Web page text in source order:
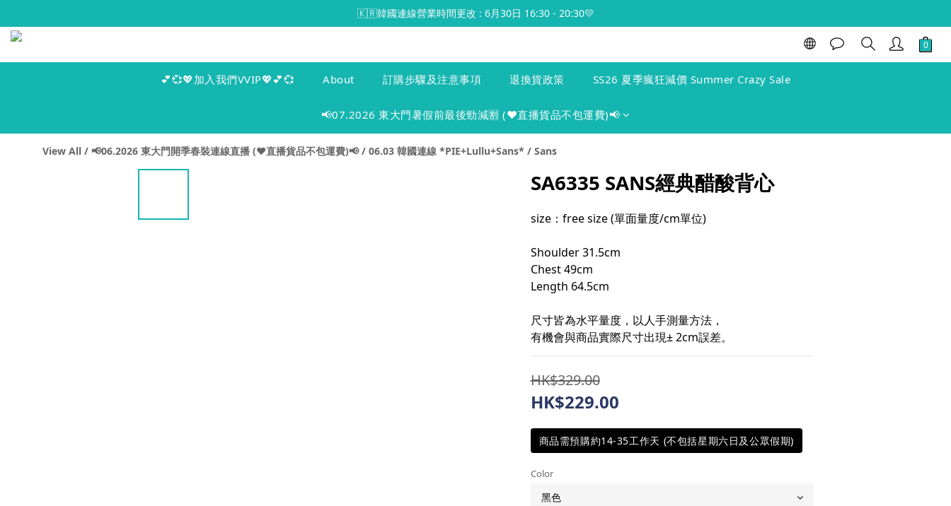
🇰🇷韓國連線營業時間更改 : 6月30日 16:30 - 20:30💛
💕💞💖加入我們VVIP💖💕💞 About 訂購步驟及注意事項 退換貨政策 SS26 夏季瘋狂減價 Summer Crazy Sale
📢07.2026 東大門暑假前最後勁減🈹 (♥️直播貨品不包運費)📢
View All / 📢06.2026 東大門開季春裝連線直播 (♥️直播貨品不包運費)📢/ 06.03 韓國連線 *PIE+Lullu+Sans* / Sans
SA6335 SANS經典醋酸背心
size：free size (單面量度/cm單位)
Shoulder 31.5cm
Chest 49cm
Length 64.5cm
尺寸皆為水平量度，以人手測量方法，
有機會與商品實際尺寸出現± 2cm誤差。
HK$329.00
HK$229.00
商品需預購約14-35工作天 (不包括星期六日及公眾假期)
Color
BUY NOW